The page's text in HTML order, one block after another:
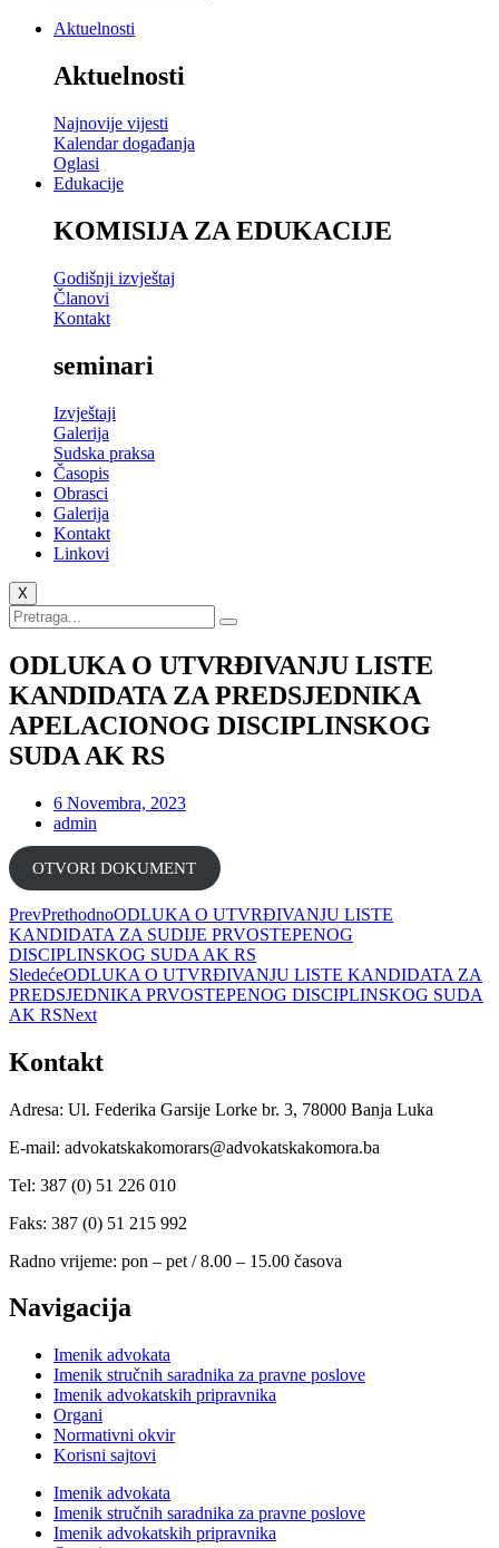
Aktuelnosti
Aktuelnosti
Najnovije vijesti
Kalendar događanja
Oglasi
Edukacije
KOMISIJA ZA EDUKACIJE
Godišnji izvještaj
Članovi
Kontakt
seminari
Izvještaji
Galerija
Sudska praksa
Časopis
Obrasci
Galerija
Kontakt
Linkovi
X
ODLUKA O UTVRĐIVANJU LISTE
KANDIDATA ZA PREDSJEDNIKA
APELACIONOG DISCIPLINSKOG
SUDA AK RS
6 Novembra, 2023
admin
ОТVORI DOKUMENT
PrevPrethodnoODLUKA O UTVRĐIVANJU LISTE
KANDIDATA ZA SUDIJE PRVOSTEPENOG
DISCIPLINSKOG SUDA AK RS
SledećeODLUKA O UTVRĐIVANJU LISTE KANDIDATA ZA
PREDSJEDNIKA PRVOSTEPENOG DISCIPLINSKOG SUDA
AK RSNext
Kontakt
Adresa: Ul. Federika Garsije Lorke br. 3, 78000 Banja Luka
E-mail: advokatskakomorars@advokatskakomora.ba
Tel: 387 (0) 51 226 010
Faks: 387 (0) 51 215 992
Radno vrijeme: pon – pet / 8.00 – 15.00 časova
Navigacija
Imenik advokata
Imenik stručnih saradnika za pravne poslove
Imenik advokatskih pripravnika
Organi
Normativni okvir
Korisni sajtovi
Imenik advokata
Imenik stručnih saradnika za pravne poslove
Imenik advokatskih pripravnika